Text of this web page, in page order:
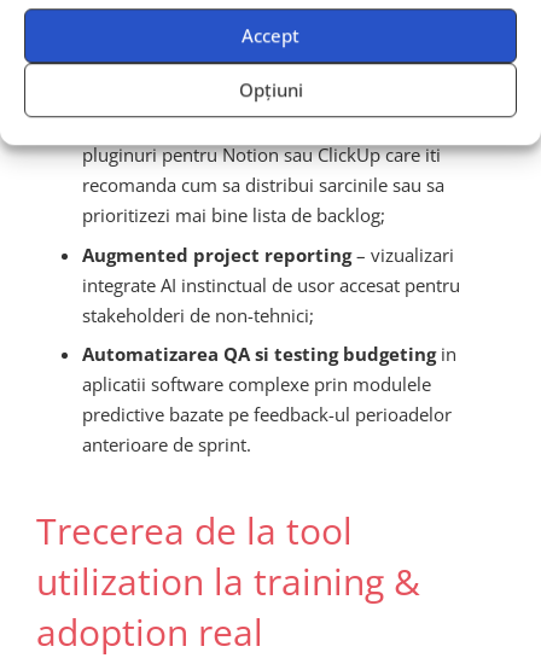
Accept
Opțiuni
Predictive scheduling
– inteligenta artificiala
anticipeaza deadline-urile critice bazat pe tipare
AI copiloti– precum Microsoft Copilot sau diverse
pluginuri pentru Notion sau ClickUp care iti
recomanda cum sa distribui sarcinile sau sa
prioritizezi mai bine lista de backlog;
Augmented project reporting– vizualizari
integrate AI instinctual de usor accesat pentru
stakeholderi de non-tehnici;
Automatizarea QA si testing budgetingin
aplicatii software complexe prin modulele
predictive bazate pe feedback-ul perioadelor
anterioare de sprint.
Trecerea de la tool
utilization la training &
adoption real